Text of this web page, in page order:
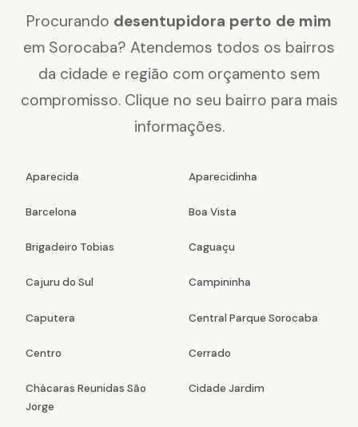
Procurando desentupidora perto de mim
em Sorocaba? Atendemos todos os bairros
da cidade e região com orçamento sem
compromisso. Clique no seu bairro para mais
informações.
Aparecida Aparecidinha
Barcelona Boa Vista
Brigadeiro Tobias Caguaçu
Cajuru do Sul Campininha
Caputera Central Parque Sorocaba
Centro Cerrado
Chácaras Reunidas São
Jorge
Cidade Jardim